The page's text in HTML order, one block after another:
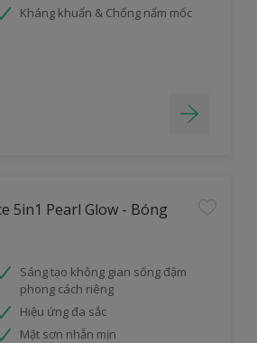
Kháng khuẩn & Chống nấm mốc
5in1 Pearl Glow - Bóng
Sáng tạo không gian sống đậm
phong cách riêng
Hiệu ứng đa sắc
Mặt sơn nhẵn mịn